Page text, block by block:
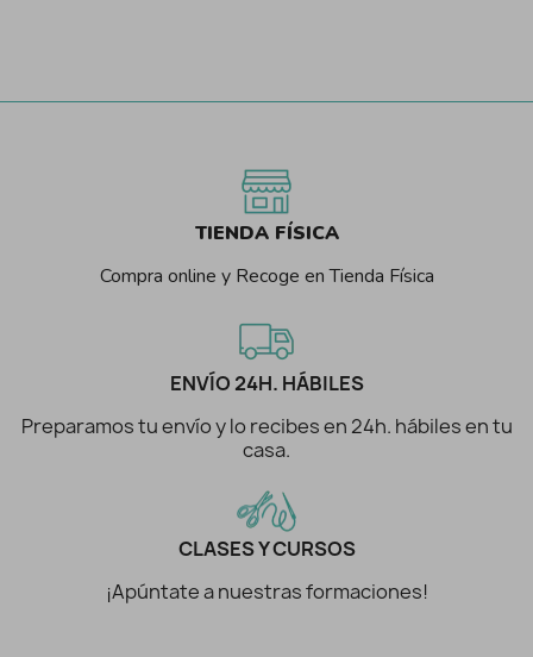
TIENDA FÍSICA
Compra online y Recoge en Tienda Física
ENVÍO 24H. HÁBILES
Preparamos tu envío y lo recibes en 24h. hábiles en tu
casa.
CLASES Y CURSOS
¡Apúntate a nuestras formaciones!